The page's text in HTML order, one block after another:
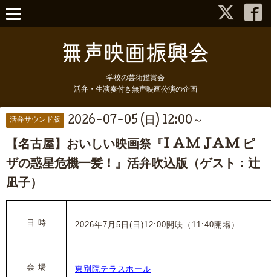
学校の芸術鑑賞会
活弁・生演奏付き無声映画公演の企画
活弁サウンド版 2026-07-05 (日) 12:00～
【名古屋】おいしい映画祭『I AM JAM ピ
ザの惑星危機一髪！』活弁吹込版（ゲスト：辻
凪子）
日 時 2026年7月5日(日)12:00開映（11:40開場）
会 場 東別院テラスホール